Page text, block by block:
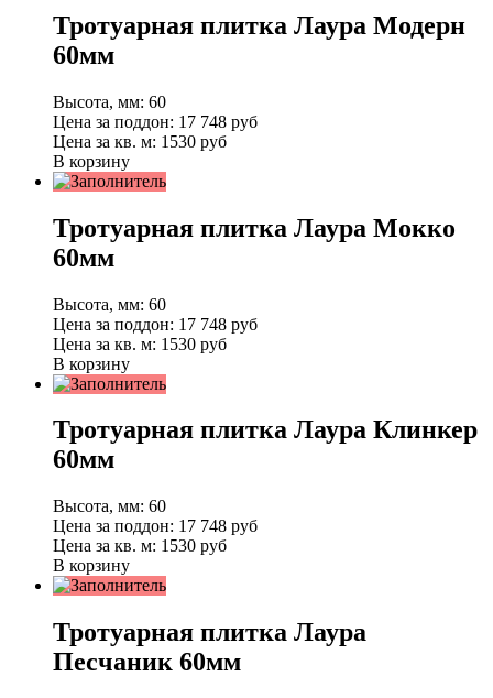
Тротуарная плитка Лаура Модерн
60мм
Высота, мм: 60
Цена за поддон: 17 748 руб
Цена за кв. м: 1530 руб
В корзину
Тротуарная плитка Лаура Мокко
60мм
Высота, мм: 60
Цена за поддон: 17 748 руб
Цена за кв. м: 1530 руб
В корзину
Тротуарная плитка Лаура Клинкер
60мм
Высота, мм: 60
Цена за поддон: 17 748 руб
Цена за кв. м: 1530 руб
В корзину
Тротуарная плитка Лаура
Песчаник 60мм